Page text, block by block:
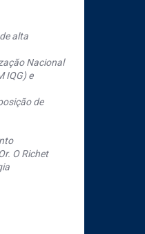
alta
Nacional
IQG) e
de
O Richet